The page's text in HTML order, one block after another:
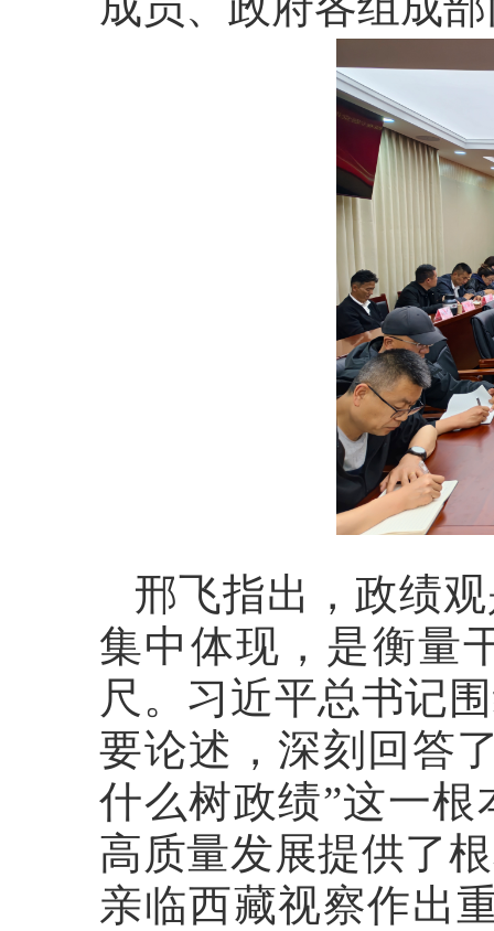
邢飞指出，政绩
集中体现，是衡量
尺。习近平总书记
要论述，深刻回答
什么树政绩”这一
高质量发展提供了
亲临西藏视察作出